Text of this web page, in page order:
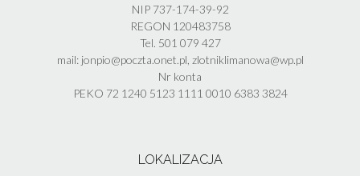
NIP 737-174-39-92
REGON 120483758
Tel. 501 079 427
mail: jonpio@poczta.onet.pl, zlotniklimanowa@wp.pl
Nr konta
PEKO 72 1240 5123 1111 0010 6383 3824
LOKALIZACJA